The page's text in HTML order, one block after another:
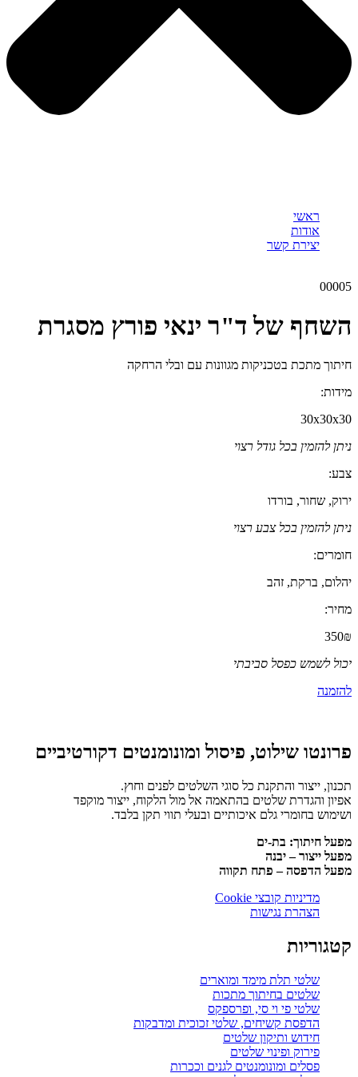
ראשי
אודות
יצירת קשר
00005
השחף של ד"ר ינאי פורץ מסגרת
חיתוך מתכת בטכניקות מגוונות עם ובלי הרחקה
מידות:
30x30x30
ניתן להזמין בכל גודל רצוי
צבע:
ירוק, שחור, בורדו
ניתן להזמין בכל צבע רצוי
חומרים:
יהלום, ברקת, זהב
מחיר:
350₪
יכול לשמש כפסל סביבתי
להזמנה
פרונטו שילוט, פיסול ומונומנטים דקורטיביים
תכנון, ייצור והתקנת כל סוגי השלטים לפנים וחוץ.
אפיון והגדרת שלטים בהתאמה אל מול הלקוח, ייצור מוקפד
ושימוש בחומרי גלם איכותיים ובעלי תווי תקן בלבד.
מפעל חיתוך: בת-ים
מפעל ייצור – יבנה
מפעל הדפסה – פתח תקווה
מדיניות קובצי Cookie
הצהרת נגישות
קטגוריות
שלטי תלת מימד ומוארים
שלטים בחיתוך מתכות
שלטי פי וי סי, ופרספקס
הדפסת קשיחים, שלטי זכוכית ומדבקות
חידוש ותיקון שלטים
פירוק ופינוי שלטים
פסלים ומונומנטים לגנים וככרות